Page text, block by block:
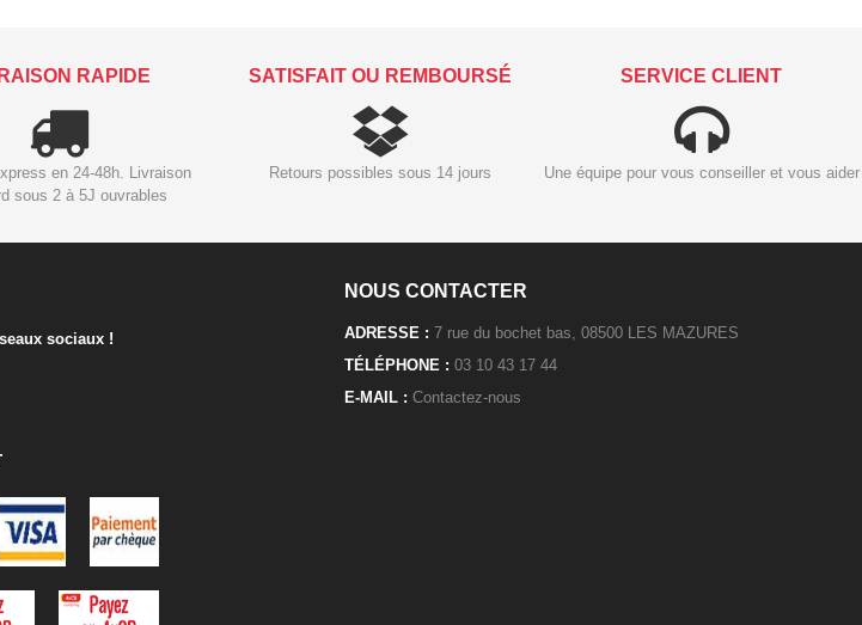
RAPIDE
en 24-48h. Livraison
sous 2 à 5J ouvrables
SATISFAIT OU REMBOURSÉ
Retours possibles sous 14 jours
SERVICE CLIENT
Une équipe pour vous conseiller et vous aider
sociaux !
NOUS CONTACTER
ADRESSE : 7 rue du bochet bas, 08500 LES MAZURES
TÉLÉPHONE : 03 10 43 17 44
E-MAIL : Contactez-nous